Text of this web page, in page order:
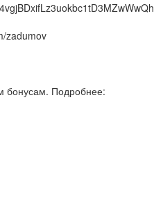
zadumov
бонусам. Подробнее: